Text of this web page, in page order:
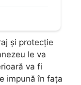
și protecție
le va
va fi
impună în fața